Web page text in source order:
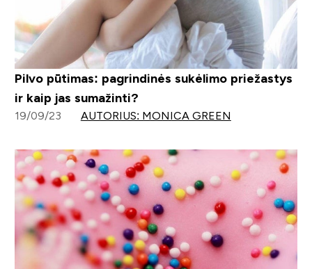
Pilvo pūtimas: pagrindinės sukėlimo priežastys
ir kaip jas sumažinti?
19/09/23 AUTORIUS: MONICA GREEN